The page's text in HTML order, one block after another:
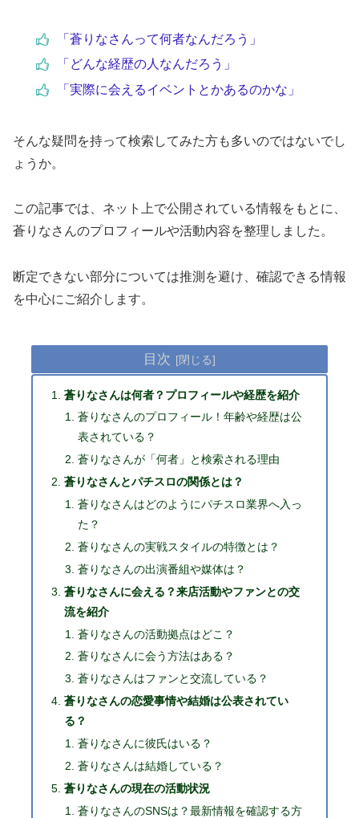
「蒼りなさんって何者なんだろう」
「どんな経歴の人なんだろう」
「実際に会えるイベントとかあるのかな」
そんな疑問を持って検索してみた方も多いのではないでし
ょうか。
この記事では、ネット上で公開されている情報をもとに、
蒼りなさんのプロフィールや活動内容を整理しました。
断定できない部分については推測を避け、確認できる情報
を中心にご紹介します。
目次
蒼りなさんは何者？プロフィールや経歴を紹介
蒼りなさんのプロフィール！年齢や経歴は公
表されている？
蒼りなさんが「何者」と検索される理由
蒼りなさんとパチスロの関係とは？
蒼りなさんはどのようにパチスロ業界へ入っ
た？
蒼りなさんの実戦スタイルの特徴とは？
蒼りなさんの出演番組や媒体は？
蒼りなさんに会える？来店活動やファンとの交
流を紹介
蒼りなさんの活動拠点はどこ？
蒼りなさんに会う方法はある？
蒼りなさんはファンと交流している？
蒼りなさんの恋愛事情や結婚は公表されてい
る？
蒼りなさんに彼氏はいる？
蒼りなさんは結婚している？
蒼りなさんの現在の活動状況
蒼りなさんのSNSは？最新情報を確認する方